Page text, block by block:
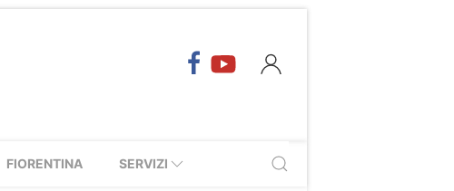
FIORENTINA SERVIZI